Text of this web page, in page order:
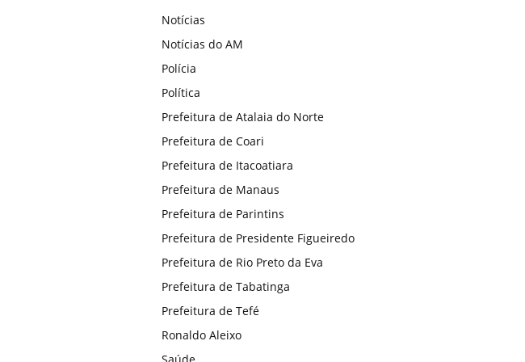
Notícias
Notícias do AM
Polícia
Política
Prefeitura de Atalaia do Norte
Prefeitura de Coari
Prefeitura de Itacoatiara
Prefeitura de Manaus
Prefeitura de Parintins
Prefeitura de Presidente Figueiredo
Prefeitura de Rio Preto da Eva
Prefeitura de Tabatinga
Prefeitura de Tefé
Ronaldo Aleixo